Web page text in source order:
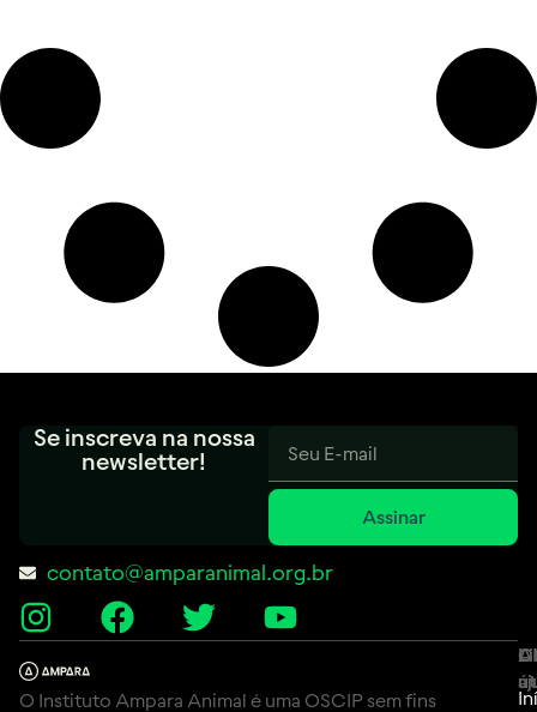
Se inscreva na nossa
newsletter!
Assinar
contato@amparanimal.org.br
O Instituto Ampara Animal é uma OSCIP sem fins